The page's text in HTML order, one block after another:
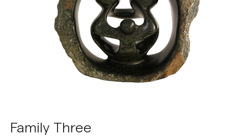
N
Family Three